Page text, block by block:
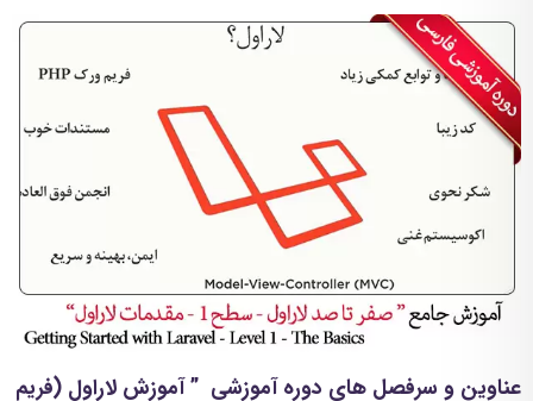
عناوین و سرفصل های دوره آموزشی ” آموزش لاراول (فریم